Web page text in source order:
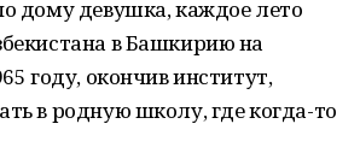
дому девушка, каждое лето
в Башкирию на
году, окончив институт,
в родную школу, где когда-то